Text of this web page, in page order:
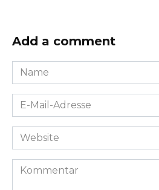
Add a comment
Name
*
E-
Mail-
Adresse
Website
Kommentar